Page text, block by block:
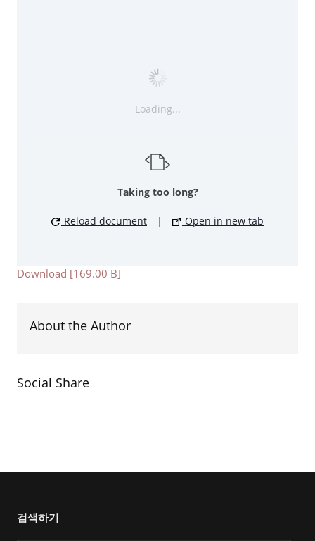
Loading...
Taking too long?
Reload document | Open in new tab
Download [169.00 B]
About the Author
Social Share
검색하기